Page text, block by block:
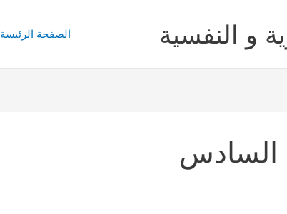
و النفسية الصفحة الرئيسة
السادس